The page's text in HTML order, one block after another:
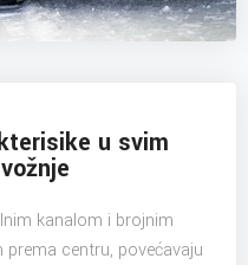
u svim
kanalom i brojnim
centru, povećavaju